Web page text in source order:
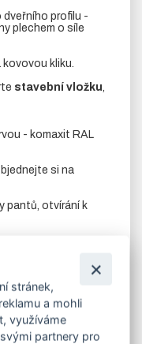
profilu -
plechem o síle
kovovou kliku.
stavební vložku,
dodávky.
- komaxit RAL
si na
pantů, otvírání k
jiné druhy
nebo jeklu 40/40mm
stránek,
a mohli
využíváme
partnery pro